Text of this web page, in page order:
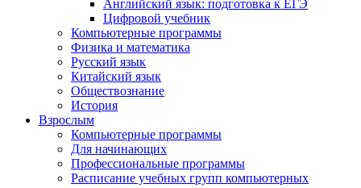
Английский язык: подготовка к ЕГЭ
Цифровой учебник
Компьютерные программы
Физика и математика
Русский язык
Китайский язык
Обществознание
История
Взрослым
Компьютерные программы
Для начинающих
Профессиональные программы
Расписание учебных групп компьютерных